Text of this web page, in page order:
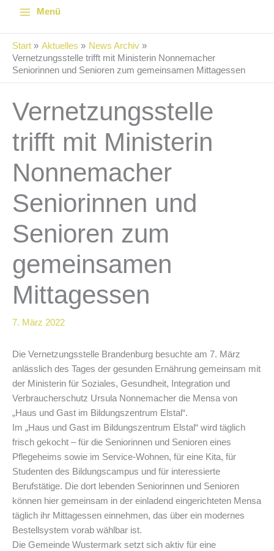
Menü
Start Aktuelles
News Archiv
Vernetzungsstelle trifft mit Ministerin Nonnemacher
Seniorinnen und Senioren zum gemeinsamen Mittagessen
Vernetzungsstelle
trifft mit Ministerin
Nonnemacher
Seniorinnen und
Senioren zum
gemeinsamen
Mittagessen
7. März 2022
Die Vernetzungsstelle Brandenburg besuchte am 7. März
anlässlich des Tages der gesunden Ernährung gemeinsam mit
der Ministerin für Soziales, Gesundheit, Integration und
Verbraucherschutz Ursula Nonnemacher die Mensa von
„Haus und Gast im Bildungszentrum Elstal“.
Im „Haus und Gast im Bildungszentrum Elstal“ wird täglich
frisch gekocht – für die Seniorinnen und Senioren eines
Pflegeheims sowie im Service-Wohnen, für eine Kita, für
Studenten des Bildungscampus und für interessierte
Berufstätige. Die dort lebenden Seniorinnen und Senioren
können hier gemeinsam in der einladend eingerichteten Mensa
täglich ihr Mittagessen einnehmen, das über ein modernes
Bestellsystem vorab wählbar ist.
Die Gemeinde Wustermark setzt sich aktiv für eine